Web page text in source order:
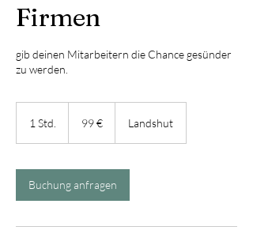
Firmen
gib deinen Mitarbeitern die Chance gesünder
zu werden.
1 Std.
d
99 € Landshut
Buchung anfragen